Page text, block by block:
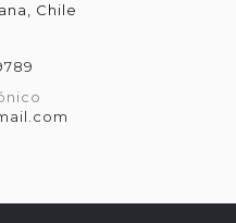
Chile